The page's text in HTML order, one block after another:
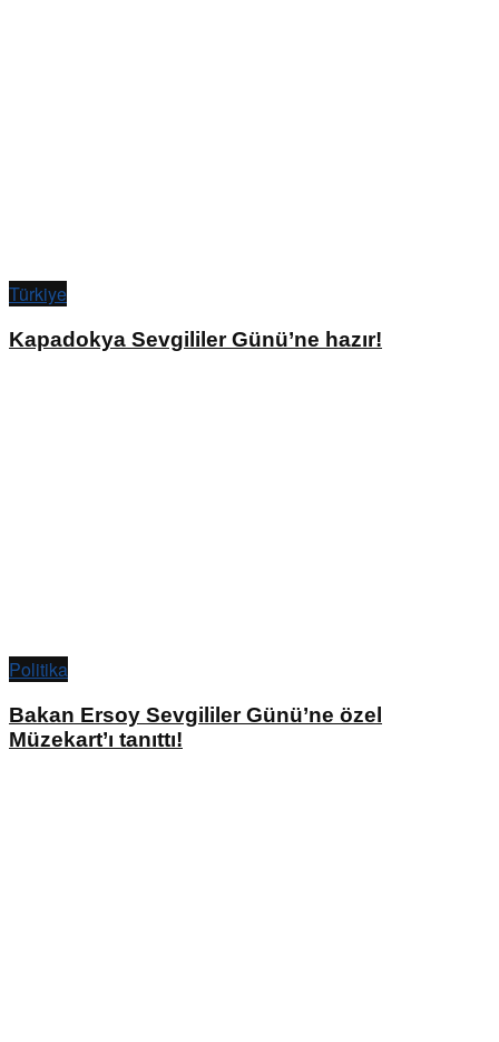
Türkiye
Kapadokya Sevgililer Günü’ne hazır!
Politika
Bakan Ersoy Sevgililer Günü’ne özel
Müzekart’ı tanıttı!